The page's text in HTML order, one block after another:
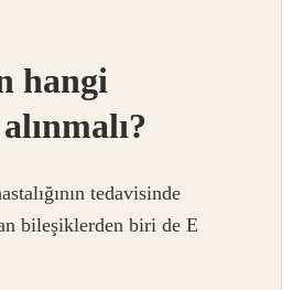
hangi
tedavisinde
bileşiklerden biri de E